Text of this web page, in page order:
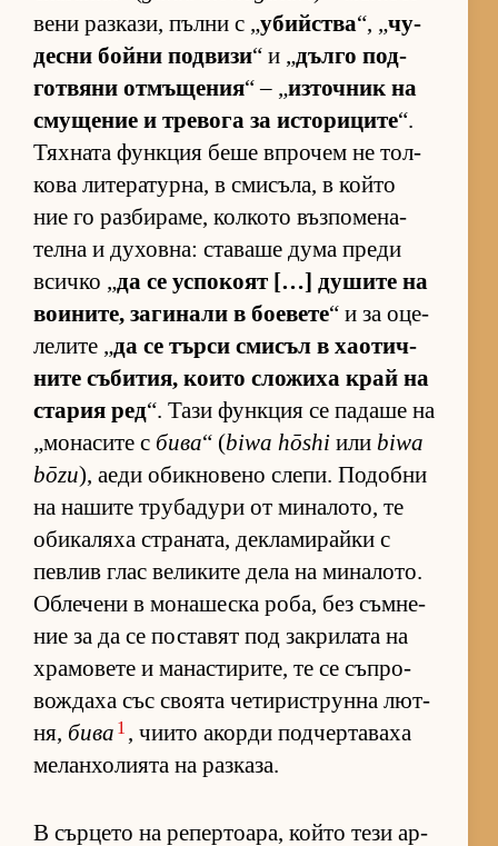
вени раз­ка­зи, пълни с „убийства“, „чу­
десни бойни под­визи“ и „дълго под­
гот­вяни от­мъ­ще­ния“ – „из­точ­ник на
сму­ще­ние и тре­вога за ис­то­ри­ците“.
Тях­ната фун­к­ция беше впро­чем не тол­
кова ли­те­ра­тур­на, в сми­съ­ла, в който
ние го раз­би­ра­ме, кол­кото въз­по­ме­на­
телна и ду­хов­на: ста­ваше дума преди
всичко „да се ус­по­коят […] ду­шите на
во­и­ни­те, за­ги­нали в бо­е­вете“ и за оце­
ле­лите „да се търси сми­съл в ха­о­тич­
ните съ­би­тия, ко­ито сло­жиха край на
ста­рия ред“. Тази фун­к­ция се па­даше на
„мо­на­сите с бива“ (biwa hōshi или biwa
bōzu), аеди обик­но­вено сле­пи. По­добни
на на­шите тру­ба­дури от ми­на­ло­то, те
оби­ка­ляха стра­на­та, дек­ла­ми­райки с
пев­лив глас ве­ли­ките дела на ми­на­ло­то.
Об­ле­чени в мо­на­шеска ро­ба, без съм­не­
ние за да се пос­та­вят под зак­ри­лата на
хра­мо­вете и ма­нас­ти­ри­те, те се съп­ро­
вож­даха със сво­ята че­ти­рис­т­рунна лют­
ня, бива 1 , чи­ито акорди под­чер­та­ваха
ме­лан­хо­ли­ята на раз­ка­за.
В сър­цето на ре­пер­то­а­ра, който тези ар­